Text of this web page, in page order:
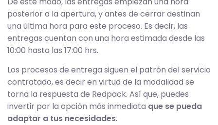
posterior a la apertura, y antes de cerrar destinan
una última hora para este proceso. Es decir, las
entregas cuentan con una hora estimada desde las
10:00 hasta las 17:00 hrs.
Los procesos de entrega siguen el patrón del servicio
contratado, es decir en virtud de la modalidad se
torna la respuesta de Redpack. Así que, puedes
invertir por la opción más inmediata que se pueda
adaptar a tus necesidades.